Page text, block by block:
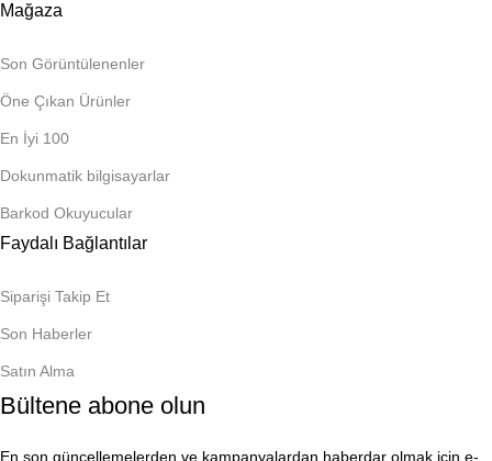
Mağaza
Son Görüntülenenler
Öne Çıkan Ürünler
En İyi 100
Dokunmatik bilgisayarlar
Barkod Okuyucular
Faydalı Bağlantılar
Siparişi Takip Et
Son Haberler
Satın Alma
Bültene abone olun
En son güncellemelerden ve kampanyalardan haberdar olmak için e-